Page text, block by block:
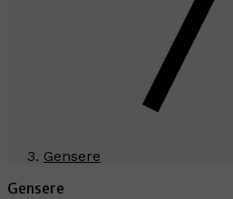
Gensere
Gensere